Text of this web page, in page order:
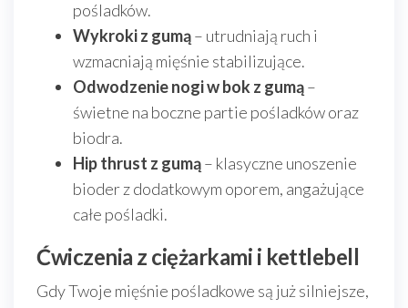
pośladków.
Wykroki z gumą– utrudniają ruch i
wzmacniają mięśnie stabilizujące.
Odwodzenie nogi w bok z gumą–
świetne na boczne partie pośladków oraz
biodra.
Hip thrust z gumą– klasyczne unoszenie
bioder z dodatkowym oporem, angażujące
całe pośladki.
Ćwiczenia z ciężarkami i kettlebell
Gdy Twoje mięśnie pośladkowe są już silniejsze,